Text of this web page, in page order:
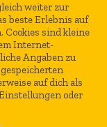
weiter zur
beste Erlebnis auf
Cookies sind kleine
Internet-
Angaben zu
auf dich als
oder